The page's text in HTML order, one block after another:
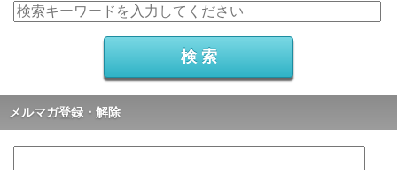
メルマガ登録・解除